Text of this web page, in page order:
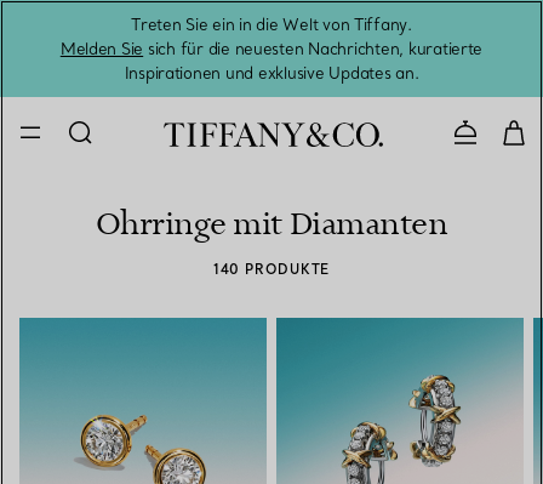
Treten Sie ein in die Welt von Tiffany.
Melden Sie sich für die neuesten Nachrichten, kuratierte
Inspirationen und exklusive Updates an.
Ohrringe mit Diamanten
140 PRODUKTE